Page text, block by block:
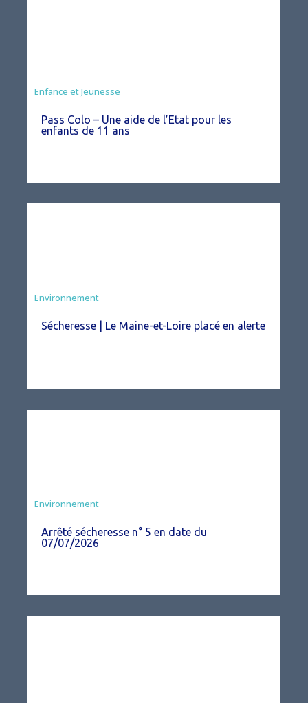
Animation
Enfance et Jeunesse
Pass Colo – Une aide de l’Etat pour les
enfants de 11 ans
Environnement
Sécheresse | Le Maine-et-Loire placé en alerte
Agriculture
Environnement
Arrêté sécheresse n° 5 en date du
07/07/2026